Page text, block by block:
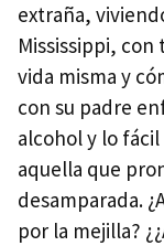
extraña,
Mississippi,
vida misma y
con su padre
alcohol y lo
aquella que
desamparada.
por la mejilla?